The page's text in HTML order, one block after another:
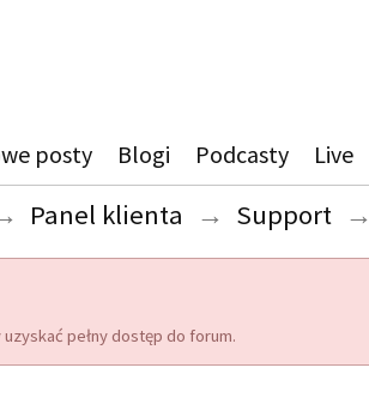
posty Blogi Podcasty Live
Panel klienta → Support →
uzyskać pełny dostęp do forum.